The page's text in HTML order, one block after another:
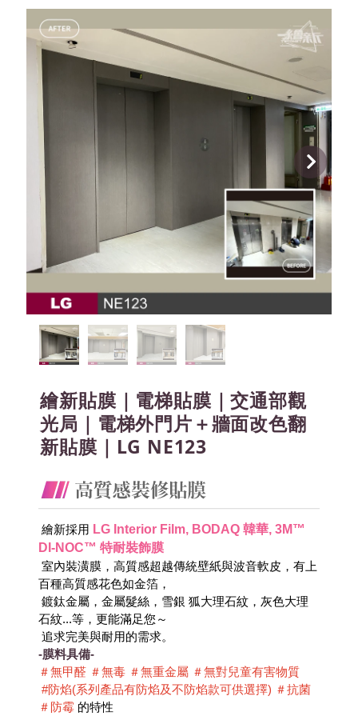
繪新貼膜｜電梯貼膜｜交通部觀
光局｜電梯外門片＋牆面改色翻
新貼膜｜LG NE123
繪新採用 LG Interior Film, BODAQ 韓華, 3M™
DI-NOC™ 特耐裝飾膜
百種高質感花色如金箔，
石紋...等，更能滿足您～
追求完美與耐用的需求。
-膜料具備-
＃無甲醛 ＃無毒 ＃無重金屬 ＃無對兒童有害物質
＃防霉 的特性